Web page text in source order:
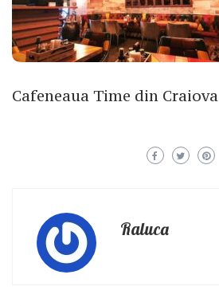
Cafeneaua Time din Craiova
Raluca